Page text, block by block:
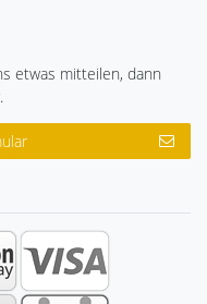
etwas mitteilen, dann